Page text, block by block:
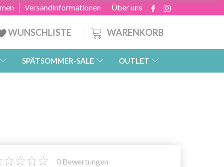
Über uns
Versandinformationen
WARENKORB
WUNSCHLISTE
SPÄTSOMMER-SALE OUTLET
0 Bewertungen